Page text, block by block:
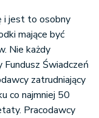
i jest to osobny
mające być
Nie każdy
Fundusz Świadczeń
zatrudniający
co najmniej 50
Pracodawcy